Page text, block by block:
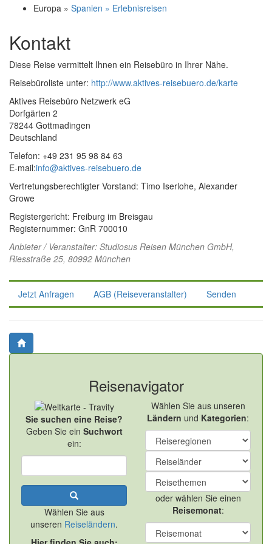
Europa » Spanien » Erlebnisreisen
Kontakt
Diese Reise vermittelt Ihnen ein Reisebüro in Ihrer Nähe.
Reisebüroliste unter: http://www.aktives-reisebuero.de/karte
Aktives Reisebüro Netzwerk eG
Dorfgärten 2
78244 Gottmadingen
Deutschland
Telefon: +49 231 95 98 84 63
E-mail:info@aktives-reisebuero.de
Vertretungsberechtigter Vorstand: Timo Iserlohe, Alexander
Growe
Registergericht: Freiburg im Breisgau
Registernummer: GnR 700010
Anbieter / Veranstalter: Studiosus Reisen München GmbH,
Riesstraße 25, 80992 München
Jetzt Anfragen AGB (Reiseveranstalter) Senden
Reisenavigator
Sie suchen eine Reise?
Geben Sie ein Suchwort
ein:
Wählen Sie aus
unseren Reiseländern.
Wählen Sie aus unseren
Ländern und Kategorien:
oder wählen Sie einen
Reisemonat: